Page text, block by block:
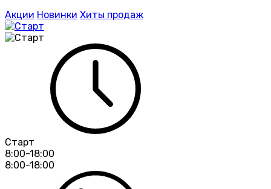
Акции Новинки Хиты продаж
Старт
8:00-18:00
8:00-18:00